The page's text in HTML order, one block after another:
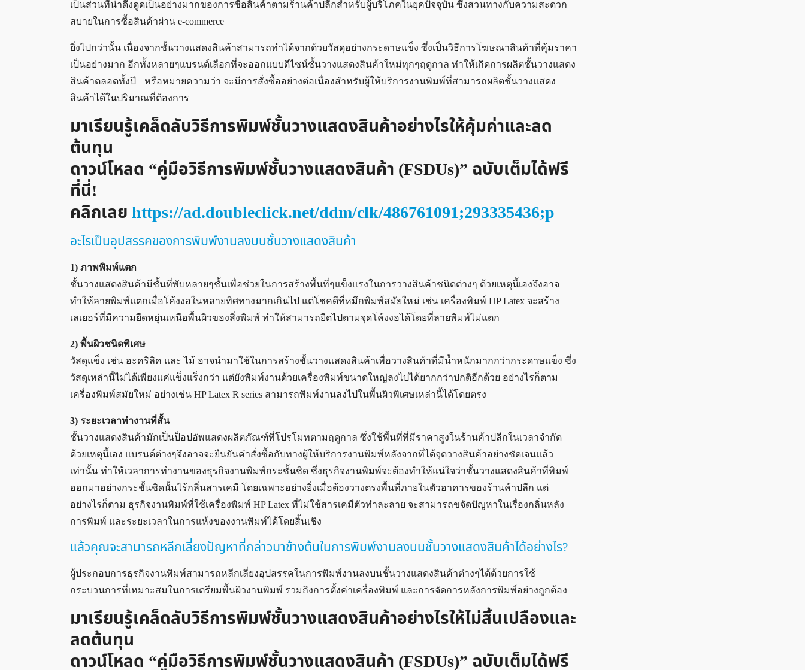
เป็นส่วนที่น่าดึงดูดเป็นอย่างมากของการซื้อสินค้าตามร้านค้าปลีกสำหรับผู้บริโภคในยุคปัจจุบัน ซึ่งสวนทางกับความสะดวก
สบายในการซื้อสินค้าผ่าน e-commerce
ยิ่งไปกว่านั้น เนื่องจากชั้นวางแสดงสินค้าสามารถทำได้จากด้วยวัสดุอย่างกระดาษแข็ง ซึ่งเป็นวิธีการโฆษณาสินค้าที่คุ้มราคา
เป็นอย่างมาก อีกทั้งหลายๆแบรนด์เลือกที่จะออกแบบดีไซน์ชั้นวางแสดงสินค้าใหม่ทุกๆฤดูกาล ทำให้เกิดการผลิตชั้นวางแสดง
สินค้าตลอดทั้งปี หรือหมายความว่า จะมีการสั่งซื้ออย่างต่อเนื่องสำหรับผู้ให้บริการงานพิมพ์ที่สามารถผลิตชั้นวางแสดง
สินค้าได้ในปริมาณที่ต้องการ
มาเรียนรู้เคล็ดลับวิธีการพิมพ์ชั้นวางแสดงสินค้าอย่างไรให้คุ้มค่าและลด
ต้นทุน
ดาวน์โหลด “คู่มือวิธีการพิมพ์ชั้นวางแสดงสินค้า (FSDUs)” ฉบับเต็มได้ฟรี
ที่นี่!
คลิกเลยhttps://ad.doubleclick.net/ddm/clk/486761091;293335436;p
อะไรเป็นอุปสรรคของการพิมพ์งานลงบนชั้นวางแสดงสินค้า
1) ภาพพิมพ์แตก
ชั้นวางแสดงสินค้ามีชั้นที่พับหลายๆชั้นเพื่อช่วยในการสร้างพื้นที่ๆแข็งแรงในการวางสินค้าชนิดต่างๆ ด้วยเหตุนี้เองจึงอาจ
ทำให้ลายพิมพ์แตกเมื่อโค้งงอในหลายทิศทางมากเกินไป แต่โชคดีที่หมึกพิมพ์สมัยใหม่ เช่น เครื่องพิมพ์ HP Latex จะสร้าง
เลเยอร์ที่มีความยืดหยุ่นเหนือพื้นผิวของสิ่งพิมพ์ ทำให้สามารถยืดไปตามจุดโค้งงอได้โดยที่ลายพิมพ์ไม่แตก
2) พื้นผิวชนิดพิเศษ
วัสดุแข็ง เช่น อะคริลิค และ ไม้ อาจนำมาใช้ในการสร้างชั้นวางแสดงสินค้าเพื่อวางสินค้าที่มีน้ำหนักมากกว่ากระดาษแข็ง ซึ่ง
วัสดุเหล่านี้ไม่ได้เพียงแค่แข็งแร็งกว่า แต่ยังพิมพ์งานด้วยเครื่องพิมพ์ขนาดใหญ่ลงไปได้ยากกว่าปกติอีกด้วย อย่างไรก็ตาม
เครื่องพิมพ์สมัยใหม่ อย่างเช่น HP Latex R series สามารถพิมพ์งานลงไปในพื้นผิวพิเศษเหล่านี้ได้โดยตรง
3) ระยะเวลาทำงานที่สั้น
ชั้นวางแสดงสินค้ามักเป็นป็อปอัพแสดงผลิตภัณฑ์ที่โปรโมทตามฤดูกาล ซึ่งใช้พื้นที่ที่มีราคาสูงในร้านค้าปลีกในเวลาจำกัด
ด้วยเหตุนี้เอง แบรนด์ต่างๆจึงอาจจะยืนยันคำสั่งซื้อกับทางผู้ให้บริการงานพิมพ์หลังจากที่ได้จุดวางสินค้าอย่างชัดเจนแล้ว
เท่านั้น ทำให้เวลาการทำงานของธุรกิจงานพิมพ์กระชั้นชิด ซึ่งธุรกิจงานพิมพ์จะต้องทำให้แน่ใจว่าชั้นวางแสดงสินค้าที่พิมพ์
ออกมาอย่างกระชั้นชิดนั้นไร้กลิ่นสารเคมี โดยเฉพาะอย่างยิ่งเมื่อต้องวางตรงพื้นที่ภายในตัวอาคารของร้านค้าปลีก แต่
อย่างไรก็ตาม ธุรกิจงานพิมพ์ที่ใช้เครื่องพิมพ์ HP Latex ที่ไม่ใช้สารเคมีตัวทำละลาย จะสามารถขจัดปัญหาในเรื่องกลิ่นหลัง
การพิมพ์ และระยะเวลาในการแห้งของงานพิมพ์ได้โดยสิ้นเชิง
แล้วคุณจะสามารถหลีกเลี่ยงปัญหาที่กล่าวมาข้างต้นในการพิมพ์งานลงบนชั้นวางแสดงสินค้าได้อย่างไร?
ผู้ประกอบการธุรกิจงานพิมพ์สามารถหลีกเลี่ยงอุปสรรคในการพิมพ์งานลงบนชั้นวางแสดงสินค้าต่างๆได้ด้วยการใช้
กระบวนการที่เหมาะสมในการเตรียมพื้นผิวงานพิมพ์ รวมถึงการตั้งค่าเครื่องพิมพ์ และการจัดการหลังการพิมพ์อย่างถูกต้อง
มาเรียนรู้เคล็ดลับวิธีการพิมพ์ชั้นวางแสดงสินค้าอย่างไรให้ไม่สิ้นเปลืองและ
ลดต้นทุน
ดาวน์โหลด “คู่มือวิธีการพิมพ์ชั้นวางแสดงสินค้า (FSDUs)” ฉบับเต็มได้ฟรี